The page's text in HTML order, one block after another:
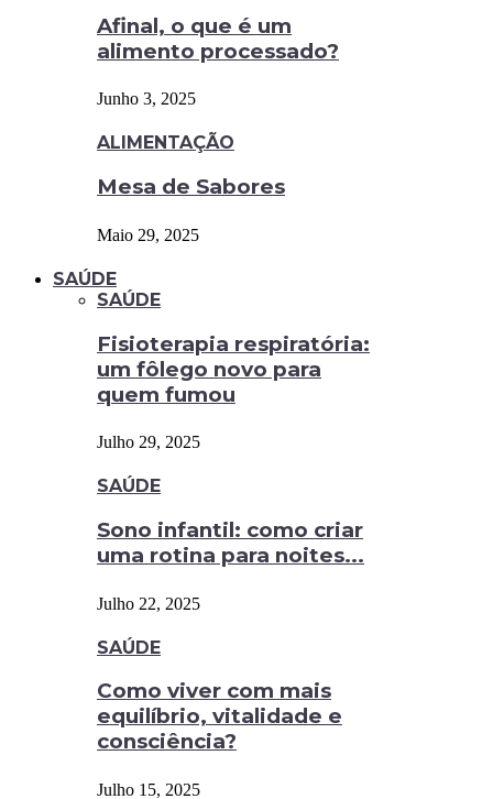
Afinal, o que é um
alimento processado?
Junho 3, 2025
ALIMENTAÇÃO
Mesa de Sabores
Maio 29, 2025
SAÚDE
SAÚDE
Fisioterapia respiratória:
um fôlego novo para
quem fumou
Julho 29, 2025
SAÚDE
Sono infantil: como criar
uma rotina para noites...
Julho 22, 2025
SAÚDE
Como viver com mais
equilíbrio, vitalidade e
consciência?
Julho 15, 2025